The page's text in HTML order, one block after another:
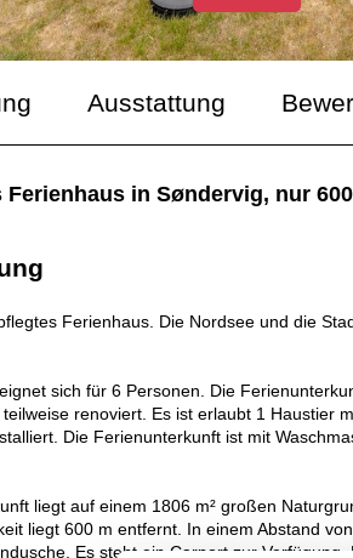
Ausstattung
Ferienhaus in Søndervig, nur
Ferienhaus. Die Nordsee und die
sich für 6 Personen. Die
renoviert. Es ist erlaubt 1 Haustier
Die Ferienunterkunft ist mit
liegt auf einem 1806 m² großen
liegt 600 m entfernt. In einem Abstand
Es steht ein Carport zur Verfügung.